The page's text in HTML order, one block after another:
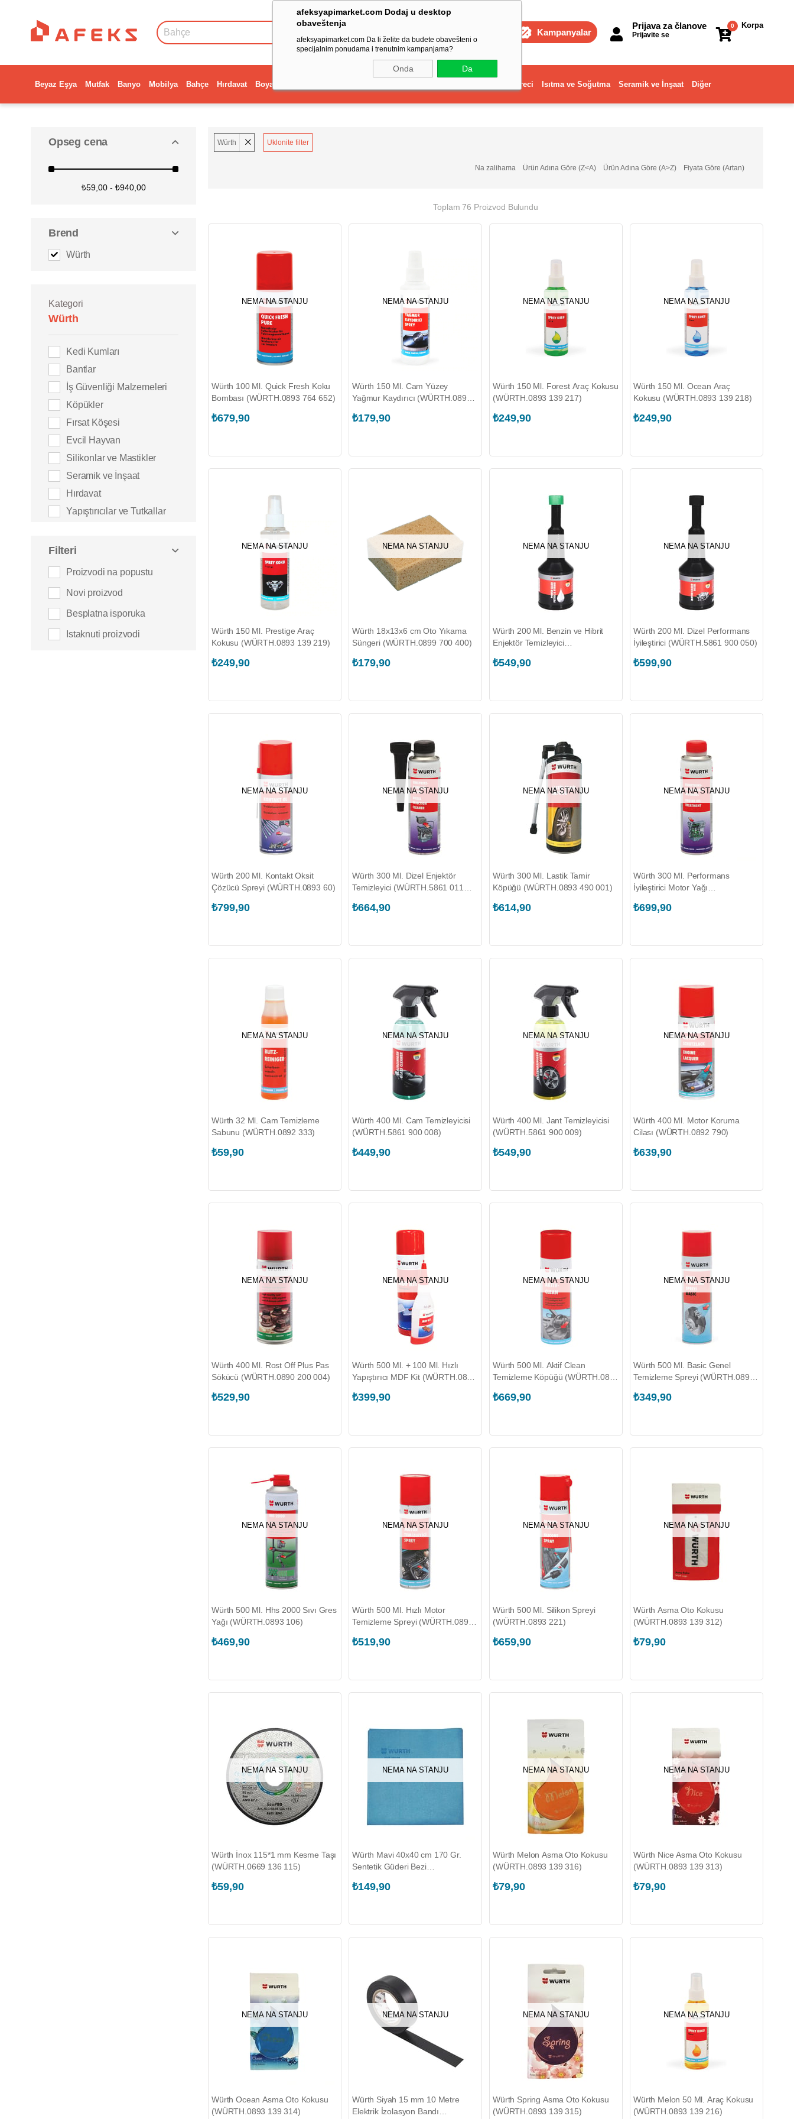
afeksyapimarket.com Dodaj u desktop
obaveštenja
afeksyapimarket.com Da li želite da budete obavešteni o
specijalnim ponudama i trenutnim kampanjama?
Onda Da
Kampanyalar
Korpa
0
Prijava za članove
Prijavite se
Beyaz Eşya Mutfak Banyo Mobilya Bahçe Hırdavat Boya Dekorasyon ve Ev Gereci Isıtma ve Soğutma Seramik ve İnşaat Diğer
Opseg cena
₺59,00 - ₺940,00
Brend
Würth
Kategori
Würth
Kedi Kumları
Bantlar
İş Güvenliği Malzemeleri
Köpükler
Fırsat Köşesi
Evcil Hayvan
Silikonlar ve Mastikler
Seramik ve İnşaat
Hırdavat
Yapıştırıcılar ve Tutkallar
Cam Silecek Uçları
Parke ve Ahşap
Filteri
Proizvodi na popustu
Novi proizvod
Besplatna isporuka
Istaknuti proizvodi
Würth Uklonite filter
Fiyata Göre (Artan)
Ürün Adına Göre (A>Z)
Ürün Adına Göre (Z<A)
Na zalihama
Toplam 76 Proizvod Bulundu
NEMA NA STANJU
Würth 100 Ml. Quick Fresh Koku
Bombası (WÜRTH.0893 764 652)
₺679,90
NEMA NA STANJU
Würth 150 Ml. Cam Yüzey
Yağmur Kaydırıcı (WÜRTH.0893
₺179,90
NEMA NA STANJU
Würth 150 Ml. Forest Araç Kokusu
(WÜRTH.0893 139 217)
₺249,90
NEMA NA STANJU
Würth 150 Ml. Ocean Araç
Kokusu (WÜRTH.0893 139 218)
₺249,90
NEMA NA STANJU
Würth 150 Ml. Prestige Araç
Kokusu (WÜRTH.0893 139 219)
₺249,90
NEMA NA STANJU
Würth 18x13x6 cm Oto Yıkama
Süngeri (WÜRTH.0899 700 400)
₺179,90
NEMA NA STANJU
Würth 200 Ml. Benzin ve Hibrit
Enjektör Temizleyici
₺549,90
NEMA NA STANJU
Würth 200 Ml. Dizel Performans
İyileştirici (WÜRTH.5861 900 050)
₺599,90
NEMA NA STANJU
Würth 200 Ml. Kontakt Oksit
Çözücü Spreyi (WÜRTH.0893 60)
₺799,90
NEMA NA STANJU
Würth 300 Ml. Dizel Enjektör
Temizleyici (WÜRTH.5861 011
₺664,90
NEMA NA STANJU
Würth 300 Ml. Lastik Tamir
Köpüğü (WÜRTH.0893 490 001)
₺614,90
NEMA NA STANJU
Würth 300 Ml. Performans
İyileştirici Motor Yağı
₺699,90
NEMA NA STANJU
Würth 32 Ml. Cam Temizleme
Sabunu (WÜRTH.0892 333)
₺59,90
NEMA NA STANJU
Würth 400 Ml. Cam Temizleyicisi
(WÜRTH.5861 900 008)
₺449,90
NEMA NA STANJU
Würth 400 Ml. Jant Temizleyicisi
(WÜRTH.5861 900 009)
₺549,90
NEMA NA STANJU
Würth 400 Ml. Motor Koruma
Cilası (WÜRTH.0892 790)
₺639,90
NEMA NA STANJU
Würth 400 Ml. Rost Off Plus Pas
Sökücü (WÜRTH.0890 200 004)
₺529,90
NEMA NA STANJU
Würth 500 Ml. + 100 Ml. Hızlı
Yapıştırıcı MDF Kit (WÜRTH.0892
₺399,90
NEMA NA STANJU
Würth 500 Ml. Aktif Clean
Temizleme Köpüğü (WÜRTH.0893
₺669,90
NEMA NA STANJU
Würth 500 Ml. Basic Genel
Temizleme Spreyi (WÜRTH.0890
₺349,90
NEMA NA STANJU
Würth 500 Ml. Hhs 2000 Sıvı Gres
Yağı (WÜRTH.0893 106)
₺469,90
NEMA NA STANJU
Würth 500 Ml. Hızlı Motor
Temizleme Spreyi (WÜRTH.0890
₺519,90
NEMA NA STANJU
Würth 500 Ml. Silikon Spreyi
(WÜRTH.0893 221)
₺659,90
NEMA NA STANJU
Würth Asma Oto Kokusu
(WÜRTH.0893 139 312)
₺79,90
NEMA NA STANJU
Würth İnox 115*1 mm Kesme Taşı
(WÜRTH.0669 136 115)
₺59,90
NEMA NA STANJU
Würth Mavi 40x40 cm 170 Gr.
Sentetik Güderi Bezi
₺149,90
NEMA NA STANJU
Würth Melon Asma Oto Kokusu
(WÜRTH.0893 139 316)
₺79,90
NEMA NA STANJU
Würth Nice Asma Oto Kokusu
(WÜRTH.0893 139 313)
₺79,90
NEMA NA STANJU
Würth Ocean Asma Oto Kokusu
(WÜRTH.0893 139 314)
NEMA NA STANJU
Würth Siyah 15 mm 10 Metre
Elektrik İzolasyon Bandı
NEMA NA STANJU
Würth Spring Asma Oto Kokusu
(WÜRTH.0893 139 315)
NEMA NA STANJU
Würth Melon 50 Ml. Araç Kokusu
(WÜRTH.0893 139 216)